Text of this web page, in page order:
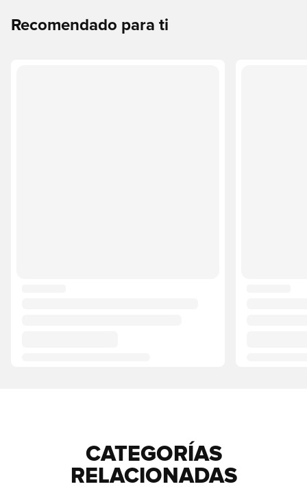
Recomendado para ti
CATEGORÍAS
RELACIONADAS